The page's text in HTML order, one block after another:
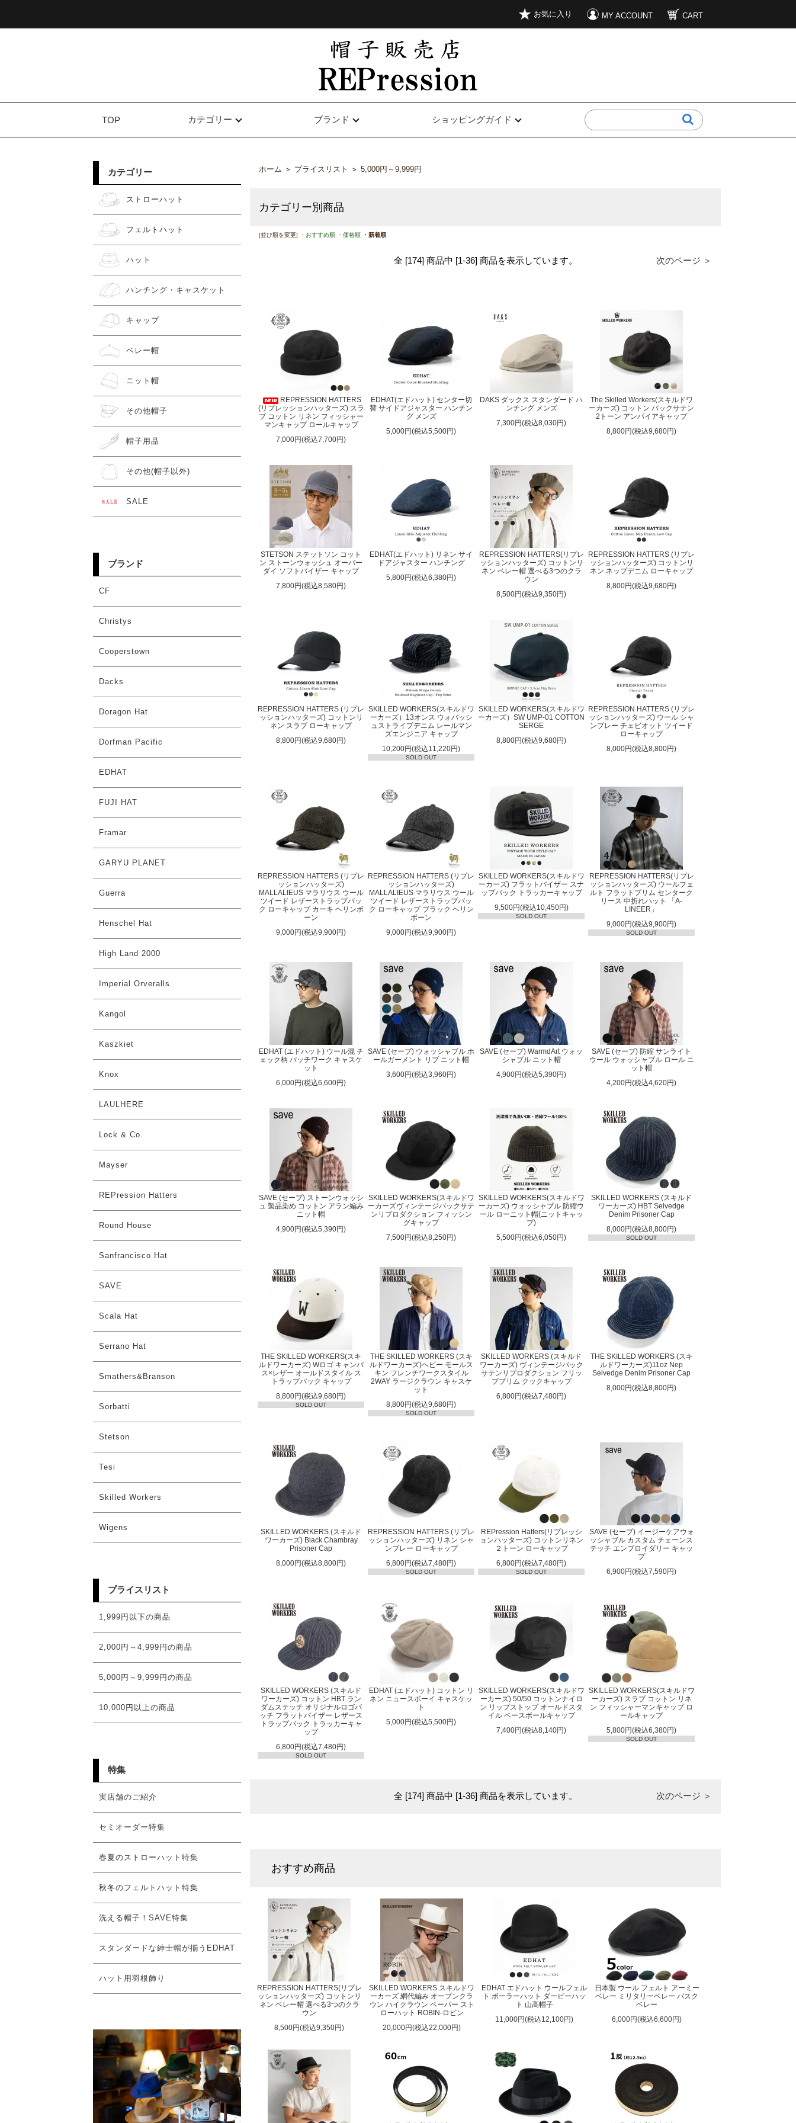
お気に入り MY ACCOUNT CART
TOP カテゴリー ブランド ショッピングガイド
カテゴリー
ストローハット
フェルトハット
ハット
ハンチング・キャスケット
キャップ
ベレー帽
ニット帽
その他帽子
帽子用品
その他(帽子以外)
SALE
ブランド
CF
Christys
Cooperstown
Dacks
Doragon Hat
Dorfman Pacific
EDHAT
FUJI HAT
Framar
GARYU PLANET
Guerra
Henschel Hat
High Land 2000
Imperial Orveralls
Kangol
Kaszkiet
Knox
LAULHERE
Lock & Co.
Mayser
REPression Hatters
Round House
Sanfrancisco Hat
SAVE
Scala Hat
Serrano Hat
Smathers&Branson
Sorbatti
Stetson
Tesi
Skilled Workers
Wigens
プライスリスト
1,999円以下の商品
2,000円～4,999円の商品
5,000円～9,999円の商品
10,000円以上の商品
特集
実店舗のご紹介
セミオーダー特集
春夏のストローハット特集
秋冬のフェルトハット特集
洗える帽子！SAVE特集
スタンダードな紳士帽が揃うEDHAT
ハット用羽根飾り
ホーム ＞ プライスリスト ＞ 5,000円～9,999円
カテゴリー別商品
[並び順を変更] ・おすすめ順 ・価格順 ・新着順
全 [174] 商品中 [1-36] 商品を表示しています。 次のページ ＞
REPRESSION HATTERS
(リプレッションハッターズ) スラ
ブ コットン リネン フィッシャー
マンキャップ ロールキャップ
7,000円(税込7,700円)
EDHAT(エドハット) センター切
替 サイドアジャスター ハンチン
グ メンズ
5,000円(税込5,500円)
DAKS ダックス スタンダード ハ
ンチング メンズ
7,300円(税込8,030円)
The Skilled Workers(スキルドワ
ーカーズ) コットン バックサテン
2トーン アンパイアキャップ
8,800円(税込9,680円)
STETSON ステットソン コット
ン ストーンウォッシュ オーバー
ダイ ソフトバイザー キャップ
7,800円(税込8,580円)
EDHAT(エドハット) リネン サイ
ドアジャスター ハンチング
5,800円(税込6,380円)
REPRESSION HATTERS(リプレ
ッションハッターズ) コットンリ
ネン ベレー帽 選べる3つのクラ
ウン
8,500円(税込9,350円)
REPRESSION HATTERS (リプレ
ッションハッターズ) コットンリ
ネン ネップデニム ローキャップ
8,800円(税込9,680円)
REPRESSION HATTERS (リプレ
ッションハッターズ) コットンリ
ネン スラブ ローキャップ
8,800円(税込9,680円)
SKILLED WORKERS(スキルドワ
ーカーズ）13オンス ウォバッシ
ュストライプデニム レールマン
ズエンジニア キャップ
10,200円(税込11,220円)
SOLD OUT
SKILLED WORKERS(スキルドワ
ーカーズ）SW UMP-01 COTTON
SERGE
8,800円(税込9,680円)
REPRESSION HATTERS (リプレ
ッションハッターズ) ウール シャ
ンブレー チェビオット ツイード
ローキャップ
8,000円(税込8,800円)
REPRESSION HATTERS (リプレ
ッションハッターズ)
MALLALIEUS マラリウス ウール
ツイード レザーストラップバッ
ク ローキャップ カーキ ヘリンボ
ーン
9,000円(税込9,900円)
REPRESSION HATTERS (リプレ
ッションハッターズ)
MALLALIEUS マラリウス ウール
ツイード レザーストラップバッ
ク ローキャップ ブラック ヘリン
ボーン
9,000円(税込9,900円)
SKILLED WORKERS(スキルドワ
ーカーズ) フラットバイザー スナ
ップバック トラッカーキャップ
9,500円(税込10,450円)
SOLD OUT
REPRESSION HATTERS(リプレ
ッションハッターズ) ウールフェ
ルト フラットブリム センターク
リース 中折れハット 「A-
LINEER」
9,000円(税込9,900円)
SOLD OUT
EDHAT (エドハット) ウール混 チ
ェック柄 パッチワーク キャスケ
ット
6,000円(税込6,600円)
SAVE (セーブ) ウォッシャブル ホ
ールガーメント リブ ニット帽
3,600円(税込3,960円)
SAVE (セーブ) WarmdArt ウォッ
シャブル ニット帽
4,900円(税込5,390円)
SAVE (セーブ) 防縮 サンライト
ウール ウォッシャブル ロール ニ
ット帽
4,200円(税込4,620円)
SAVE (セーブ) ストーンウォッシ
ュ 製品染め コットン アラン編み
ニット帽
4,900円(税込5,390円)
SKILLED WORKERS(スキルドワ
ーカーズヴィンテージバックサテ
ンリプロダクション フィッシン
グキャップ
7,500円(税込8,250円)
SKILLED WORKERS(スキルドワ
ーカーズ) ウォッシャブル 防縮ウ
ール ローニット帽(ニットキャッ
プ)
5,500円(税込6,050円)
SKILLED WORKERS (スキルド
ワーカーズ) HBT Selvedge
Denim Prisoner Cap
8,000円(税込8,800円)
SOLD OUT
THE SKILLED WORKERS(スキ
ルドワーカーズ) Wロゴ キャンバ
ス×レザー オールドスタイル ス
トラップバック キャップ
8,800円(税込9,680円)
SOLD OUT
THE SKILLED WORKERS (スキ
ルドワーカーズ)ヘビー モールス
キン フレンチワークスタイル
2WAY ラージクラウン キャスケ
ット
8,800円(税込9,680円)
SOLD OUT
SKILLED WORKERS (スキルド
ワーカーズ) ヴィンテージバック
サテンリプロダクション フリッ
プブリム クックキャップ
6,800円(税込7,480円)
THE SKILLED WORKERS (スキ
ルドワーカーズ)11oz Nep
Selvedge Denim Prisoner Cap
8,000円(税込8,800円)
SKILLED WORKERS (スキルド
ワーカーズ) Black Chambray
Prisoner Cap
8,000円(税込8,800円)
REPRESSION HATTERS (リプレ
ッションハッターズ) リネン シャ
ンブレー ローキャップ
6,800円(税込7,480円)
SOLD OUT
REPression Hatters(リプレッシ
ョンハッターズ) コットンリネン
２トーン ローキャップ
6,800円(税込7,480円)
SOLD OUT
SAVE (セーブ) イージーケアウォ
ッシャブル カスタム チェーンス
テッチ エンブロイダリー キャッ
プ
6,900円(税込7,590円)
SKILLED WORKERS (スキルド
ワーカーズ) コットン HBT ラン
ダムステッチ オリジナルロゴパ
ッチ フラットバイザー レザース
トラップバック トラッカーキャ
ップ
6,800円(税込7,480円)
SOLD OUT
EDHAT (エドハット) コットン リ
ネン ニュースボーイ キャスケッ
ト
5,000円(税込5,500円)
SKILLED WORKERS(スキルドワ
ーカーズ) 50/50 コットンナイロ
ン リップストップ オールドスタ
イル ベースボールキャップ
7,400円(税込8,140円)
SKILLED WORKERS(スキルドワ
ーカーズ) スラブ コットン リネ
ン フィッシャーマンキャップ ロ
ールキャップ
5,800円(税込6,380円)
SOLD OUT
全 [174] 商品中 [1-36] 商品を表示しています。 次のページ ＞
おすすめ商品
REPRESSION HATTERS(リプレ
ッションハッターズ) コットンリ
ネン ベレー帽 選べる3つのクラ
ウン
8,500円(税込9,350円)
SKILLED WORKERS スキルドワ
ーカーズ 網代編み オープンクラ
ウン ハイクラウン ペーパー スト
ローハット ROBIN-ロビン
20,000円(税込22,000円)
EDHAT エドハット ウールフェル
ト ボーラーハット ダービーハッ
ト 山高帽子
11,000円(税込12,100円)
日本製 ウール フェルト アーミー
ベレー ミリタリーベレー バスク
ベレー
6,000円(税込6,600円)